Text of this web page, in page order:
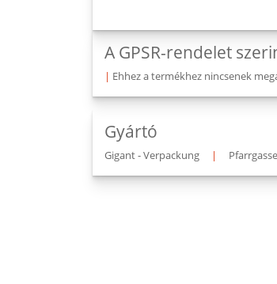
A GPSR-rendelet
| Ehhez a termékhez nincsenek
Gyártó
Gigant - Verpackung |